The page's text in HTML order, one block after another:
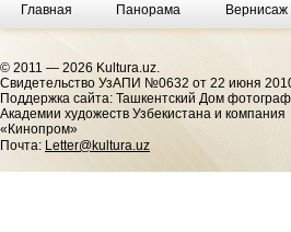
Главная Панорама Вернисаж
© 2011 — 2026 Kultura.uz.
Cвидетельство УзАПИ №0632 от 22 июня
Поддержка сайта: Ташкентский Дом
Академии художеств Узбекистана и компания
«Кинопром»
Почта: Letter@kultura.uz